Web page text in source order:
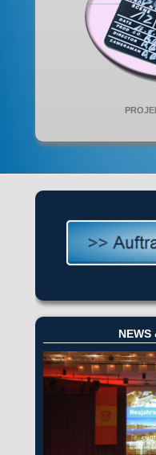
NEWS